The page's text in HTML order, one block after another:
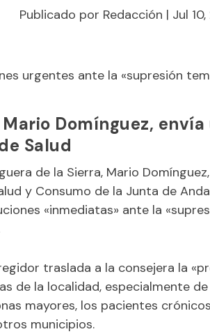
Publicado por Redacción | Jul
Domínguez,
Salud
de la Sierra, Mario
y Consumo de la Junta de
«inmediatas» ante la
traslada a la consejera la
de la localidad, especialmente
mayores, los pacientes
municipios.